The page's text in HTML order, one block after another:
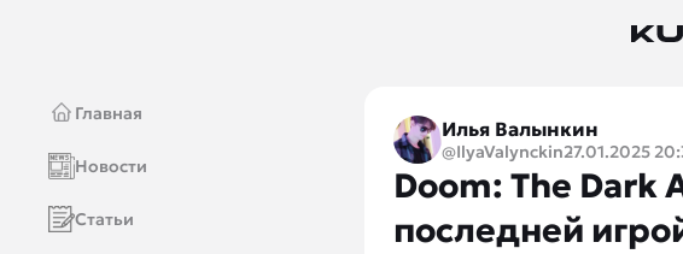
Главная
Новости
Статьи
Илья Валынкин
@IlyaValynckin27.01.2025
Doom: The Dark
последней